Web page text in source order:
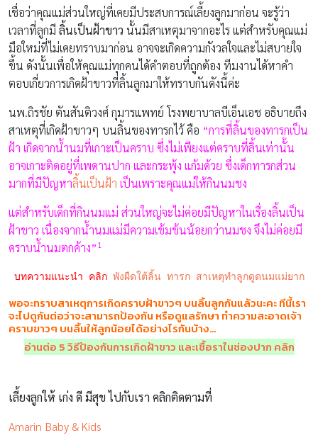
เชื่อว่าคุณแม่ส่วนใหญ่ที่เคยมีประสบการณ์เลี้ยงลูกมาก่อน จะรู้ว่า
เวลาที่ลูกมี ลิ้นเป็นฝ้าขาว นั้นมีสาเหตุมาจากอะไร แต่สำหรับคุณแม่
มือใหม่ที่ไม่เคยทราบมาก่อน อาจจะเกิดความกังวลใจและไม่สบายใจ
ขึ้น ดังนั้นเพื่อให้คุณแม่ทุกคนได้คำตอบที่ถูกต้อง ทีมงานได้หาคำ
ตอบเกี่ยวการเกิดฝ้าขาวที่ลิ้นลูกมาให้ทราบกันดังนี้ค่ะ
นพ.ถิรชัย ตันสันติวงศ์ กุมารแพทย์ โรงพยาบาลบีเอ็นเอช อธิบายถึง
สาเหตุที่เกิดฝ้าขาวๆ บนลิ้นของทารกไว้ คือ “การที่ลิ้นของทารกเป็น
ฝ้า เกิดจากน้ำนมที่เกาะเป็นคราบ ซึ่งไม่เพียงแต่คราบที่ลิ้นเท่านั้น
อาจเกาะติดอยู่ที่เพดานปาก และกระพุ้ง แก้มด้วย ซึ่งเด็กทารกส่วน
มากที่มีปัญหาลิ้นเป็นฝ้า เป็นเพราะคุณแม่ให้กินนมชง
แต่สำหรับเด็กที่กินนมแม่ ส่วนใหญ่จะไม่ค่อยมีปัญหาในเรื่องลิ้นเป็น
ฝ้าขาว เนื่องจากน้ำนมแม่มีความเข้มข้นน้อยกว่านมชง จึงไม่ค่อยมี
คราบน้ำนมตกค้าง”1
บทความแนะนำ คลิก พังผืดใต้ลิ้น ทารก สาเหตุทำลูกดูดนมแม่ยาก
พอจะทราบสาเหตุการเกิดคราบฝ้าขาวๆ บนลิ้นลูกกันแล้วนะคะ ทีนี้เรา
จะไปดูกันต่อว่าจะสามารถป้องกัน หรือดูแลรักษา ทำความสะอาดเจ้า
คราบขาวๆ บนลิ้นให้ลูกน้อยได้อย่างไรกันบ้าง…
อ่านต่อ 5 วิธีป้องกันการเกิดฝ้าขาว และเชื้อราในช่องปาก คลิก
เลี้ยงลูกให้ เก่ง ดี มีสุข ไปกับเรา คลิกติดตามที่
Amarin Baby & Kids